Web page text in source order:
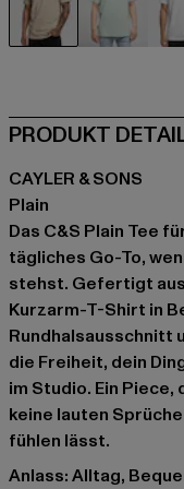
PRODUKT
CAYLER & SONS
Plain
Das C&S Plain Tee
tägliches Go-To,
stehst. Gefertigt
Kurzarm-T-Shirt in
Rundhalsausschnitt
die Freiheit, dein
im Studio. Ein
keine lauten
fühlen lässt.
Anlass: Alltag,